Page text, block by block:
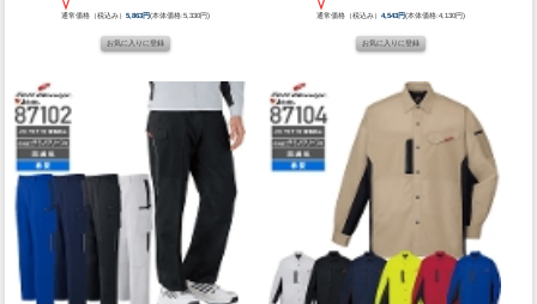
通常価格（税込み）5,863円(本体価格:5,330円) 通常価格（税込み） 4,543円(本体価格:4,130円)